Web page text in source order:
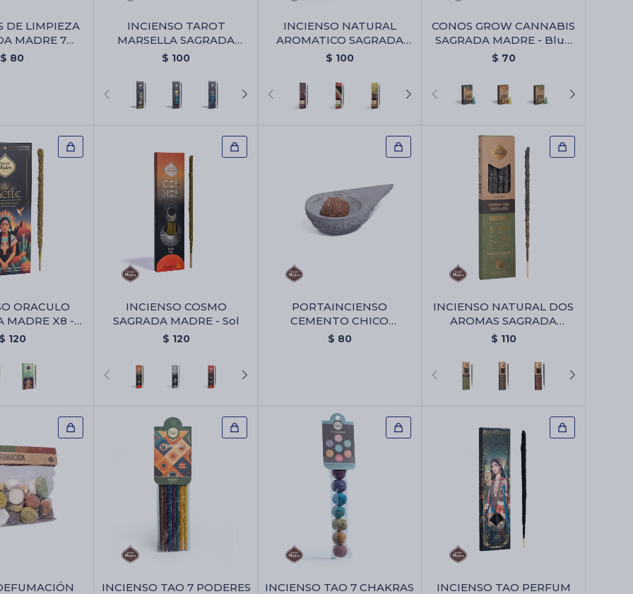
DE LIMPIEZA
MADRE 7
- Pastillas De
$ 80
INCIENSO TAROT
MARSELLA SAGRADA
MADRE X6 -
$ 100
INCIENSO NATURAL
AROMATICO SAGRADA
MADRE - Uva
$ 100
CONOS GROW CANNABIS
SAGRADA MADRE - Blue
Dream
$ 70
ORACULO
MADRE X8 -
Sagrados
$ 120
INCIENSO COSMO
SAGRADA MADRE - Sol
$ 120
PORTAINCIENSO
CEMENTO CHICO
TRIANGULAR -
$ 80
INCIENSO NATURAL DOS
AROMAS SAGRADA
MADRE X8 - Copal/romero
$ 110
INCIENSO TAO 7 PODERES
INCIENSO TAO 7 CHAKRAS
INCIENSO TAO PERFUM